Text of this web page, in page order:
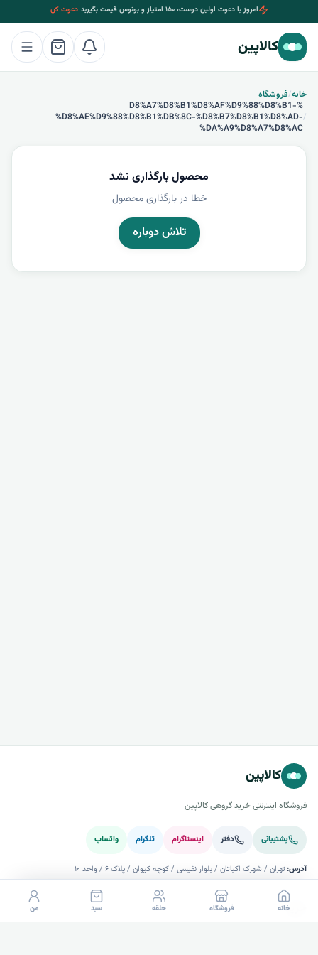
امروز با دعوت اولین دوست، ۱۵۰ امتیاز و بونوس قیمت بگیرید دعوت کن
کالاپین
خانه/فروشگاه
/
%D8%A7%D8%B1%D8%AF%D9%88%D8%B1-
%D8%AE%D9%88%D8%B1%DB%8C-%D8%B7%D8%B1%D8%AD-
%DA%A9%D8%A7%D8%AC
محصول بارگذاری نشد
خطا در بارگذاری محصول
تلاش دوباره
کالاپین
فروشگاه اینترنتی خرید گروهی کالاپین
پشتیبانی دفتر اینستاگرام تلگرام واتساپ
آدرس:تهران / شهرک اکباتان / بلوار نفیسی / کوچه کیوان / پلاک ۶ / واحد ۱۰
خریدخانه فروشگاه حلقه سبد من